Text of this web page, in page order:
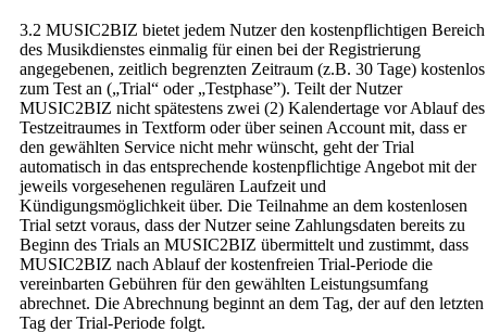
3.2 MUSIC2BIZ bietet jedem Nutzer den kostenpflichtigen Bereich
des Musikdienstes einmalig für einen bei der Registrierung
angegebenen, zeitlich begrenzten Zeitraum (z.B. 30 Tage) kostenlos
zum Test an („Trial“ oder „Testphase”). Teilt der Nutzer
MUSIC2BIZ nicht spätestens zwei (2) Kalendertage vor Ablauf des
Testzeitraumes in Textform oder über seinen Account mit, dass er
den gewählten Service nicht mehr wünscht, geht der Trial
automatisch in das entsprechende kostenpflichtige Angebot mit der
jeweils vorgesehenen regulären Laufzeit und
Kündigungsmöglichkeit über. Die Teilnahme an dem kostenlosen
Trial setzt voraus, dass der Nutzer seine Zahlungsdaten bereits zu
Beginn des Trials an MUSIC2BIZ übermittelt und zustimmt, dass
MUSIC2BIZ nach Ablauf der kostenfreien Trial-Periode die
vereinbarten Gebühren für den gewählten Leistungsumfang
abrechnet. Die Abrechnung beginnt an dem Tag, der auf den letzten
Tag der Trial-Periode folgt.